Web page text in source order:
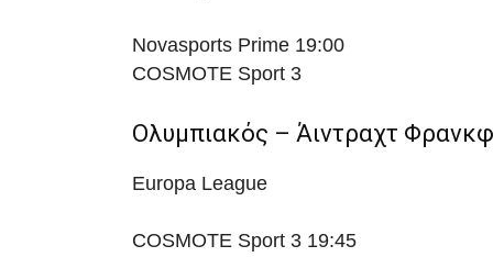
Novasports Prime 19:00
COSMOTE Sport 3
Ολυμπιακός – Άιντραχτ
Europa League
COSMOTE Sport 3 19:45